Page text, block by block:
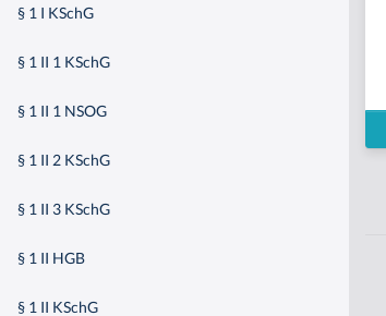
§ 1 I KSchG
§ 1 II 1 KSchG
§ 1 II 1 NSOG
§ 1 II 2 KSchG
§ 1 II 3 KSchG
§ 1 II HGB
§ 1 II KSchG